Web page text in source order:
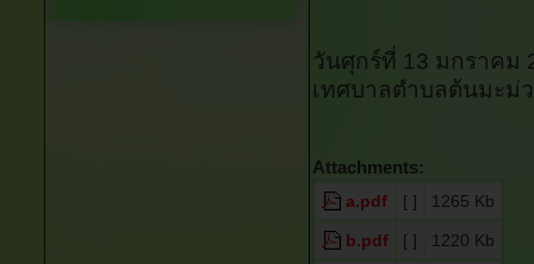
วันศุกร์ที่ 13 มกราคม
เทศบาลตำบลต้นมะม่
Attachments:
a.pdf [ ] 1265 Kb
b.pdf [ ] 1220 Kb